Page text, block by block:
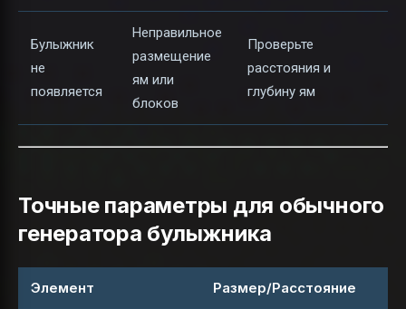
Булыжник
не
появляется
Неправильное
размещение
ям или
блоков
Проверьте
расстояния и
глубину ям
Точные параметры для обычного
генератора булыжника
Элемент Размер/Расстояние